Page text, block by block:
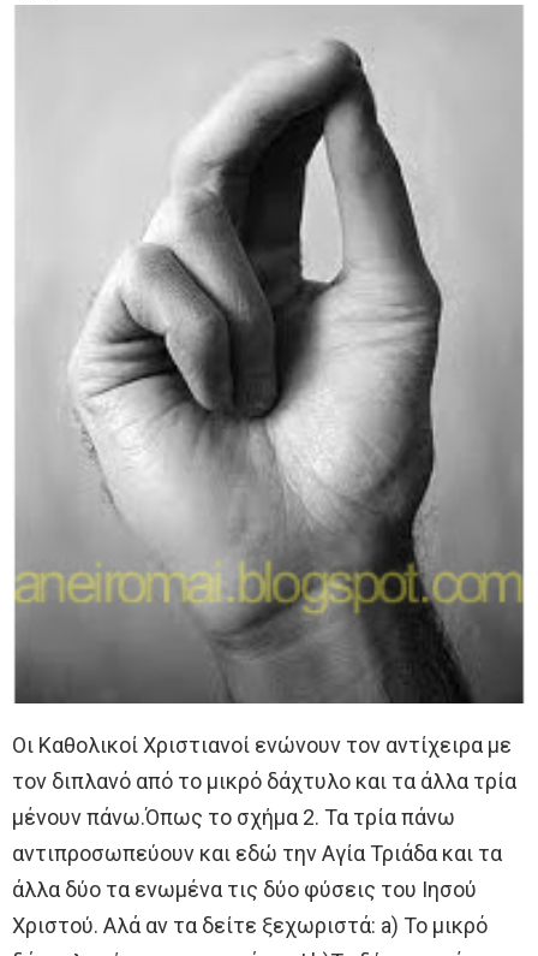
Οι Καθολικοί Χριστιανοί ενώνουν τον αντίχειρα με
τον διπλανό από το μικρό δάχτυλο και τα άλλα τρία
μένουν πάνω.Όπως το σχήμα 2. Τα τρία πάνω
αντιπροσωπεύουν και εδώ την Αγία Τριάδα και τα
άλλα δύο τα ενωμένα τις δύο φύσεις του Ιησού
Χριστού. Αλά αν τα δείτε ξεχωριστά: a) Το μικρό